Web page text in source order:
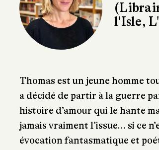
l'Isle,
Thomas est un jeune homme
a décidé de partir à la guerre
histoire d’amour qui le hante
jamais vraiment l’issue… si ce
évocation fantasmatique et